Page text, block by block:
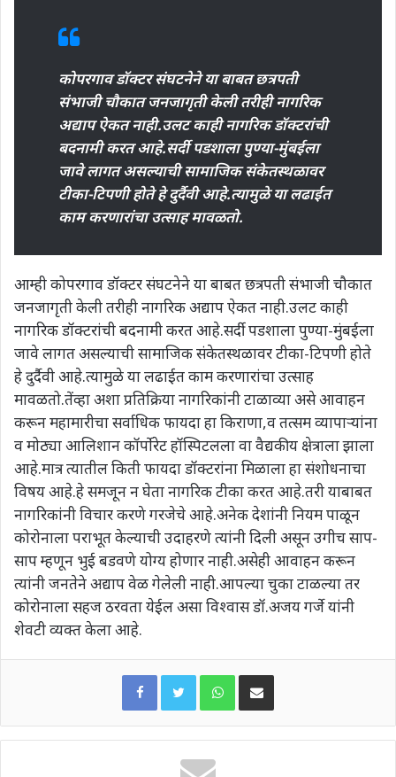
कोपरगाव डॉक्टर संघटनेने या बाबत छत्रपती
संभाजी चौकात जनजागृती केली तरीही नागरिक
अद्याप ऐकत नाही.उलट काही नागरिक डॉक्टरांची
बदनामी करत आहे.सर्दी पडशाला पुण्या-मुंबईला
जावे लागत असल्याची सामाजिक संकेतस्थळावर
टीका-टिपणी होते हे दुर्दैवी आहे.त्यामुळे या लढाईत
काम करणारांचा उत्साह मावळतो.
आम्ही कोपरगाव डॉक्टर संघटनेने या बाबत छत्रपती संभाजी चौकात
जनजागृती केली तरीही नागरिक अद्याप ऐकत नाही.उलट काही
नागरिक डॉक्टरांची बदनामी करत आहे.सर्दी पडशाला पुण्या-मुंबईला
जावे लागत असल्याची सामाजिक संकेतस्थळावर टीका-टिपणी होते
हे दुर्दैवी आहे.त्यामुळे या लढाईत काम करणारांचा उत्साह
मावळतो.तेंव्हा अशा प्रतिक्रिया नागरिकांनी टाळाव्या असे आवाहन
करून महामारीचा सर्वाधिक फायदा हा किराणा,व तत्सम व्यापाऱ्यांना
व मोठ्या आलिशान कॉर्पोरेट हॉस्पिटलला वा वैद्यकीय क्षेत्राला झाला
आहे.मात्र त्यातील किती फायदा डॉक्टरांना मिळाला हा संशोधनाचा
विषय आहे.हे समजून न घेता नागरिक टीका करत आहे.तरी याबाबत
नागरिकांनी विचार करणे गरजेचे आहे.अनेक देशांनी नियम पाळून
कोरोनाला पराभूत केल्याची उदाहरणे त्यांनी दिली असून उगीच साप-
साप म्हणून भुई बडवणे योग्य होणार नाही.असेही आवाहन करून
त्यांनी जनतेने अद्याप वेळ गेलेली नाही.आपल्या चुका टाळल्या तर
कोरोनाला सहज ठरवता येईल असा विश्वास डॉ.अजय गर्जे यांनी
शेवटी व्यक्त केला आहे.
WhatsAppShare via Email